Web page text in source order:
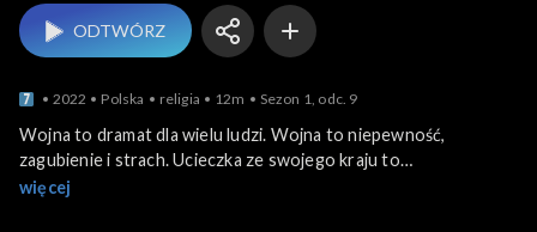
ODTWÓRZ
2022 Polska religia 12m Sezon 1, odc. 9
Wojna to dramat dla wielu ludzi. Wojna to niepewność,
zagubienie i strach. Ucieczka ze swojego kraju to
niewyobrażalny dramat dla milionów ludzi na całym świecie. W
więcej